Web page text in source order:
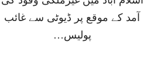
آمد کے موقع پر ڈیوٹی سے غائب
پولیس…